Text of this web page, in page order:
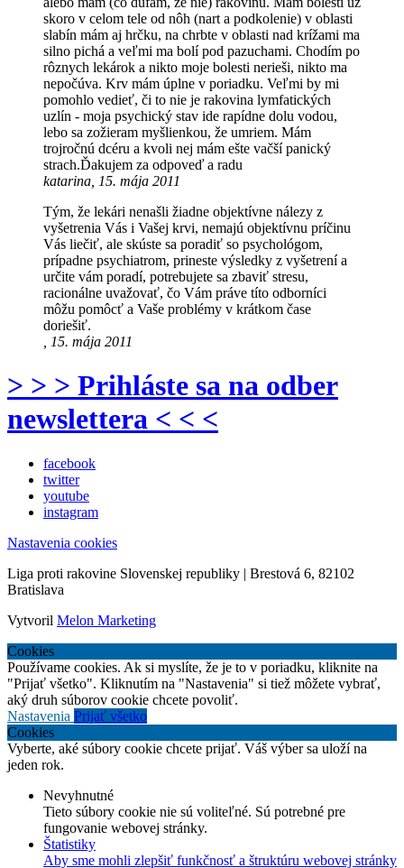
skoro v celom tele od nôh (nart a podkolenie) v oblasti
slabín mám aj hrčku, na chrbte v oblasti nad krížami ma
silno pichá a veľmi ma bolí pod pazuchami. Chodím po
rôznych lekárok a nikto moje bolesti nerieši, nikto ma
nepočúva. Krv mám úplne v poriadku. Veľmi by mi
pomohlo vedieť, či to nie je rakovina lymfatických
uzlín - moja psychický stav ide rapídne dolu vodou,
lebo sa zožieram myšlienkou, že umriem. Mám
trojročnú dcéru a kvoli nej mám ešte vačší panický
strach.Ďakujem za odpoveď a radu
katarina, 15. mája 2011
Tým, že lekári nenašli žiadne objektívne nálezy z
vyšetrenia Vás i Vašej krvi, nemajú objektívnu príčinu
Vás liečiť, ale skúste sa poradiť so psychológom,
prípadne psychiatrom, prineste výsledky z vyšetrení a
určite vám poradí, potrebujete sa zbaviť stresu,
racionálne uvažovať, čo Vám práve títo odborníci
môžu pomôcť a Vaše problémy v krátkom čase
doriešiť.
, 15. mája 2011
> > > Prihláste sa na odber
newslettera < < <
facebook
twitter
youtube
instagram
Nastavenia cookies
Liga proti rakovine Slovenskej republiky | Brestová 6, 82102
Bratislava
Vytvoril Melon Marketing
Cookies
Používame cookies. Ak si myslíte, že je to v poriadku, kliknite na
"Prijať všetko". Kliknutím na "Nastavenia" si tiež môžete vybrať,
aký druh súborov cookie chcete povoliť.
Nastavenia Prijať všetko
Cookies
Vyberte, aké súbory cookie chcete prijať. Váš výber sa uloží na
jeden rok.
Nevyhnutné
Tieto súbory cookie nie sú voliteľné. Sú potrebné pre
fungovanie webovej stránky.
Štatistiky
Aby sme mohli zlepšiť funkčnosť a štruktúru webovej stránky